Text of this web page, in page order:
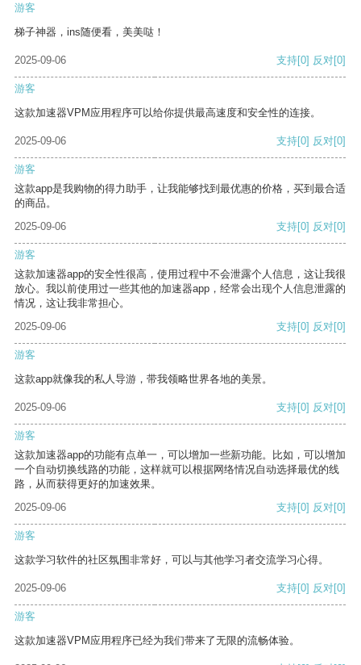
游客
梯子神器，ins随便看，美美哒！
2025-09-06 支持[0] 反对[0]
游客
这款加速器VPM应用程序可以给你提供最高速度和安全性的连接。
2025-09-06 支持[0] 反对[0]
游客
这款app是我购物的得力助手，让我能够找到最优惠的价格，买到最合适
的商品。
2025-09-06
支持[0] 反对[0]
游客
这款加速器app的安全性很高，使用过程中不会泄露个人信息，这让我很
放心。我以前使用过一些其他的加速器app，经常会出现个人信息泄露的
情况，这让我非常担心。
2025-09-06
支持[0] 反对[0]
游客
这款app就像我的私人导游，带我领略世界各地的美景。
2025-09-06 支持[0] 反对[0]
游客
这款加速器app的功能有点单一，可以增加一些新功能。比如，可以增加
一个自动切换线路的功能，这样就可以根据网络情况自动选择最优的线
路，从而获得更好的加速效果。
2025-09-06
支持[0] 反对[0]
游客
这款学习软件的社区氛围非常好，可以与其他学习者交流学习心得。
2025-09-06 支持[0] 反对[0]
游客
这款加速器VPM应用程序已经为我们带来了无限的流畅体验。